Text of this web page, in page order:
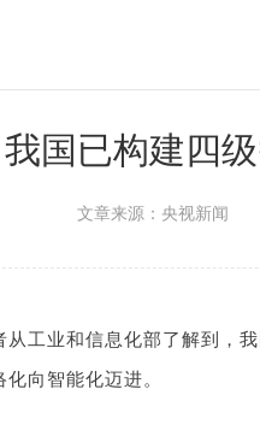
我国已构建四
文章来源： 央视新闻
从工业和信息化部了解到，
化向智能化迈进。